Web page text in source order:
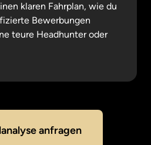
klaren Fahrplan, wie du
Bewerbungen
teure Headhunter oder
anfragen